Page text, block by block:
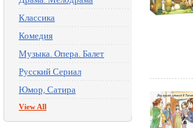
Классика
Комедия
Музыка. Опера. Балет
Русский Сериал
Юмор, Сатира
View All